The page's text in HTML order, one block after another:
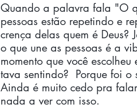
Quando a palavra fala "O
pessoas estão repetindo e
crença delas quem é Deus?
o que une as pessoas é a
momento que você
tava sentindo?  Porque foi
Ainda é muito cedo pra
nada a ver com isso.